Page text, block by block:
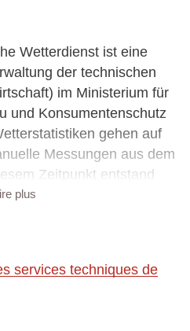
Wetterdienst ist eine
der technischen
im Ministerium für
und Konsumentenschutz
gehen auf
Messungen aus dem
Zeitpunkt entstand
von Wetterstationen. Ab
Jahr 2000 wurde
mit Wetterdaten
2010 sind sämtliche
plus
services techniques de